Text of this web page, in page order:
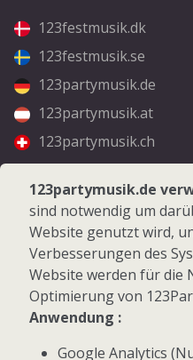
123festmusik.dk
123festmusik.se
123partymusik.de
123partymusik.at
123partymusik.ch
Folgen Sie uns
Facebook
Instagram
123partymusik.de
sind notwendig um
Website genutzt wird,
Verbesserungen des
Website werden für die
Optimierung von
Anwendung :
Google Analytics